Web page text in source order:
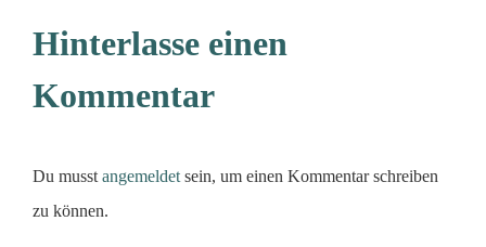
Hinterlasse einen
Kommentar
Du musst angemeldet sein, um einen Kommentar schreiben
zu können.